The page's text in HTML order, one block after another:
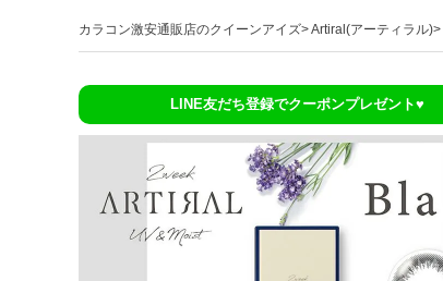
カラコン激安通販店のクイーンアイズ Artiral(アーティラル)
LINE友だち登録でクーポンプレゼント♥